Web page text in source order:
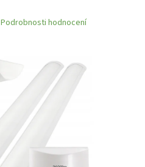
Podrobnosti hodnocení